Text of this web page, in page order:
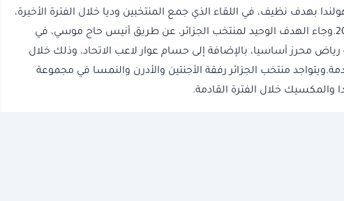
بهدف نظيف، في اللقاء الذي جمع المنتخبين وديا خلال الفترة الأخيرة،
ضمن استعدادات المنتخبين لبطولة كأس العالم 2026.وجاء الهدف الوحيد لمنتخب الجزائر، عن طريق أنيس حاج موسي، في
رياض محرز أساسيا، بالإضافة إلى حسام عوار لاعب الاتحاد، وذلك خلال
منتخب الجزائر رفقة الأجنتين والأدرن والنمسا في مجموعة